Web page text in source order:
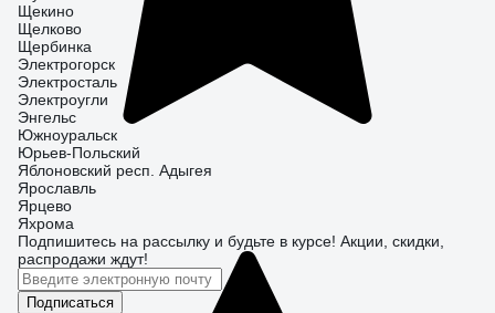
Щекино
Щелково
Щербинка
Электрогорск
Электросталь
Электроугли
Энгельс
Южноуральск
Юрьев-Польский
Яблоновский респ. Адыгея
Ярославль
Ярцево
Яхрома
Подпишитесь на рассылку и будьте в курсе! Акции, скидки,
распродажи ждут!
Подписаться